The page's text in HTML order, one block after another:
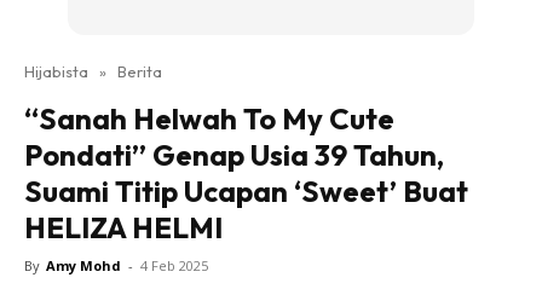
Hijabista » Berita
“Sanah Helwah To My Cute
Pondati” Genap Usia 39 Tahun,
Suami Titip Ucapan ‘Sweet’ Buat
HELIZA HELMI
By Amy Mohd - 4 Feb 2025